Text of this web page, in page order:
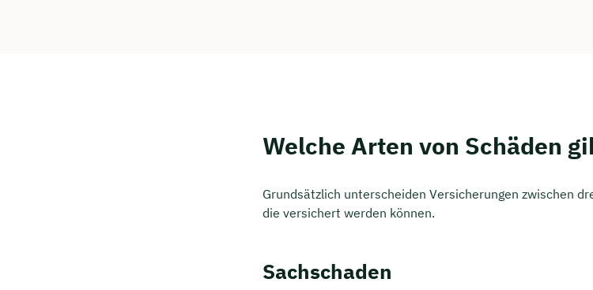
Welche Arten von Schäden
Grundsätzlich unterscheiden Versicherungen zwischen
die versichert werden können.
Sachschaden